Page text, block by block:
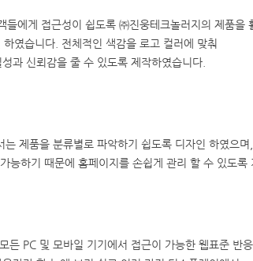
들에게 접근성이 쉽도록 ㈜진웅테크놀러지의 제품을
하였습니다. 전체적인 색감을 로고 컬러에 맞춰
과 신뢰감을 줄 수 있도록 제작하였습니다.
는 제품을 분류별로 파악하기 쉽도록 디자인 하였으며,
능하기 때문에 홈페이지를 손쉽게 관리 할 수 있도록
든 PC 및 모바일 기기에서 접근이 가능한 웹표준 반